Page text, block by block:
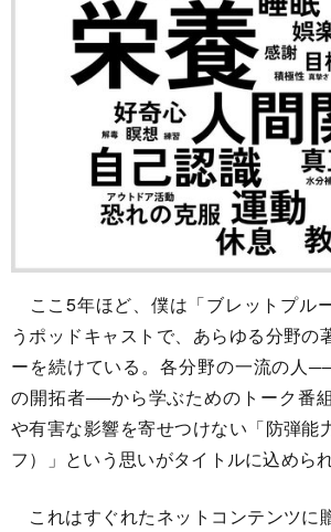
ここ5年ほど、僕は「ブレットプル
うポッドキャストで、あらゆる分野の
ーを続けている。各分野の一流の人
の開拓者──から学ぶためのトーク番
や有害な影響を寄せつけない「防弾能
フ）」という思いがタイトルに込めら
これはすぐれたネットコンテンツに